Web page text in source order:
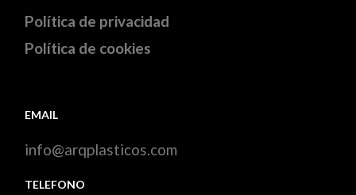
Política de privacidad
Política de cookies
EMAIL
info@arqplasticos.com
TELEFONO